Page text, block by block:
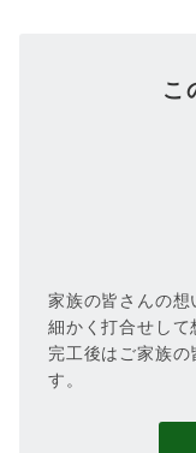
こ
家族の皆さんの想
細かく打合せして
完工後はご家族
す。